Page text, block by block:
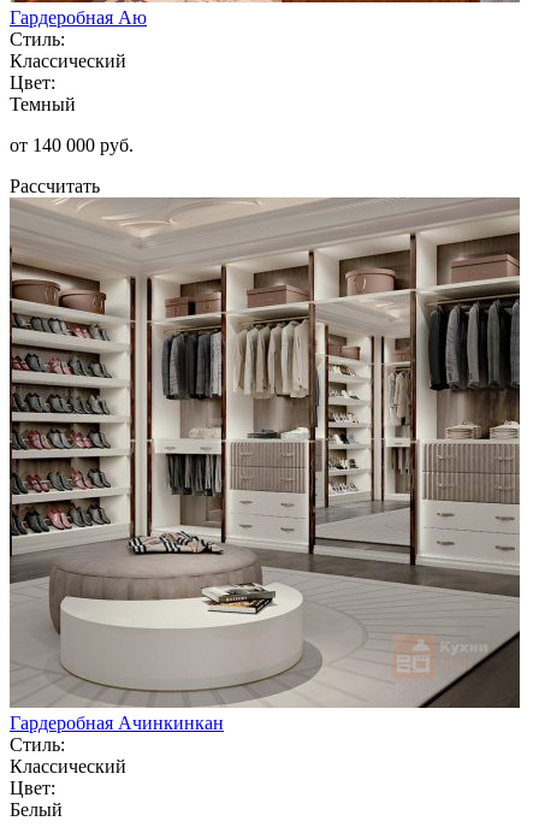
Гардеробная Аю
Стиль:
Классический
Цвет:
Темный
от 140 000 руб.
Рассчитать
Гардеробная Ачинкинкан
Стиль:
Классический
Цвет:
Белый